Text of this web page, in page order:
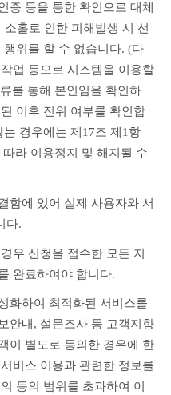
증 등을 통한 확인으로 대체
홀로 인한 피해발생 시 선
위를 할 수 없습니다. (다
업 등으로 시스템을 이용할
를 통해 본인임을 확인하
이후 진위 여부를 확인합
경우에는 제17조 제1항
라 이용정지 및 해지될 수
함에 있어 실제 사용자와 서
다.
우 신청을 접수한 모든 지
완료하여야 합니다.
화하여 최적화된 서비스를
안내, 설문조사 등 고객지향
이 별도로 동의한 경우에 한
비스 이용과 관련한 정보를
동의 범위를 초과하여 이